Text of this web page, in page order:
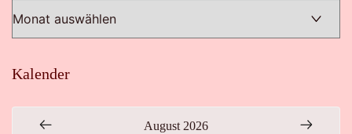
Kalender
August 2026